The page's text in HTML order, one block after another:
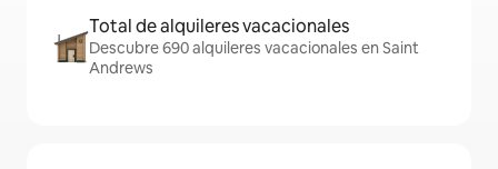
Total de alquileres vacacionales
Descubre 690 alquileres vacacionales en Saint
Andrews